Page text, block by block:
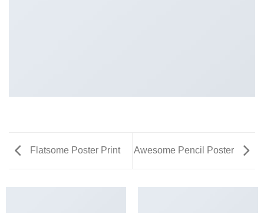
Flatsome Poster Print Awesome Pencil Poster